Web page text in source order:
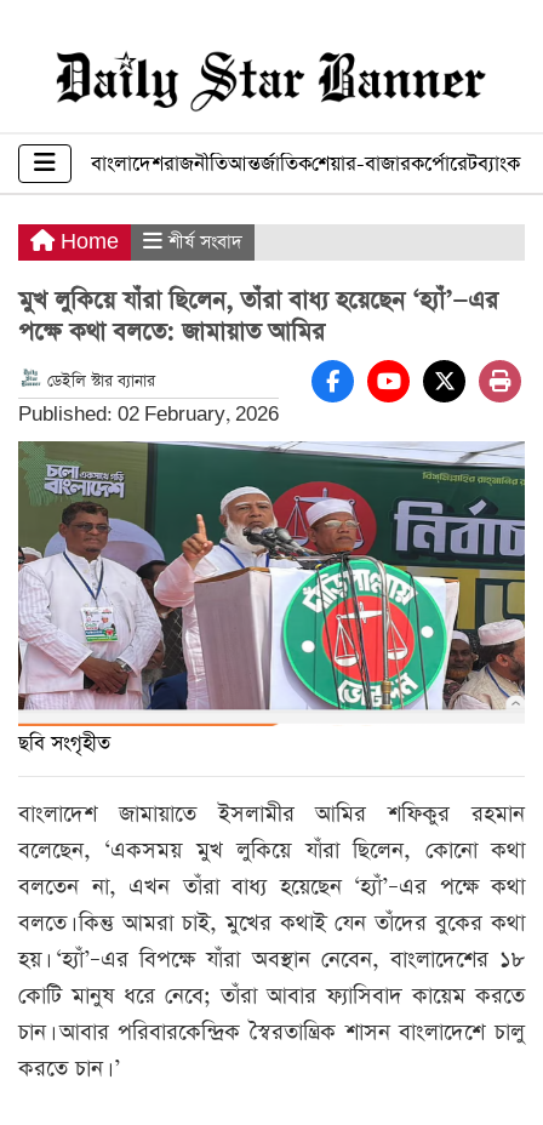
বাংলাদেশরাজনীতিআন্তর্জাতিকশেয়ার-বাজারকর্পোরেটব্যাংক
Home শীর্ষ সংবাদ
মুখ লুকিয়ে যাঁরা ছিলেন, তাঁরা বাধ্য হয়েছেন ‘হ্যাঁ’—এর
পক্ষে কথা বলতে: জামায়াত আমির
ডেইলি স্টার ব্যানার
Published: 02 February, 2026
ছবি সংগৃহীত
বাংলাদেশ জামায়াতে ইসলামীর আমির শফিকুর রহমান
বলেছেন, ‘একসময় মুখ লুকিয়ে যাঁরা ছিলেন, কোনো কথা
বলতেন না, এখন তাঁরা বাধ্য হয়েছেন ‘হ্যাঁ’–এর পক্ষে কথা
বলতে। কিন্তু আমরা চাই, মুখের কথাই যেন তাঁদের বুকের কথা
হয়। ‘হ্যাঁ’–এর বিপক্ষে যাঁরা অবস্থান নেবেন, বাংলাদেশের ১৮
কোটি মানুষ ধরে নেবে; তাঁরা আবার ফ্যাসিবাদ কায়েম করতে
চান। আবার পরিবারকেন্দ্রিক স্বৈরতান্ত্রিক শাসন বাংলাদেশে চালু
করতে চান। ’